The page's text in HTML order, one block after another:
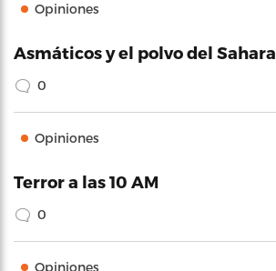
Opiniones
Asmáticos y el polvo del Sahara
0
Opiniones
Terror a las 10 AM
0
Opiniones